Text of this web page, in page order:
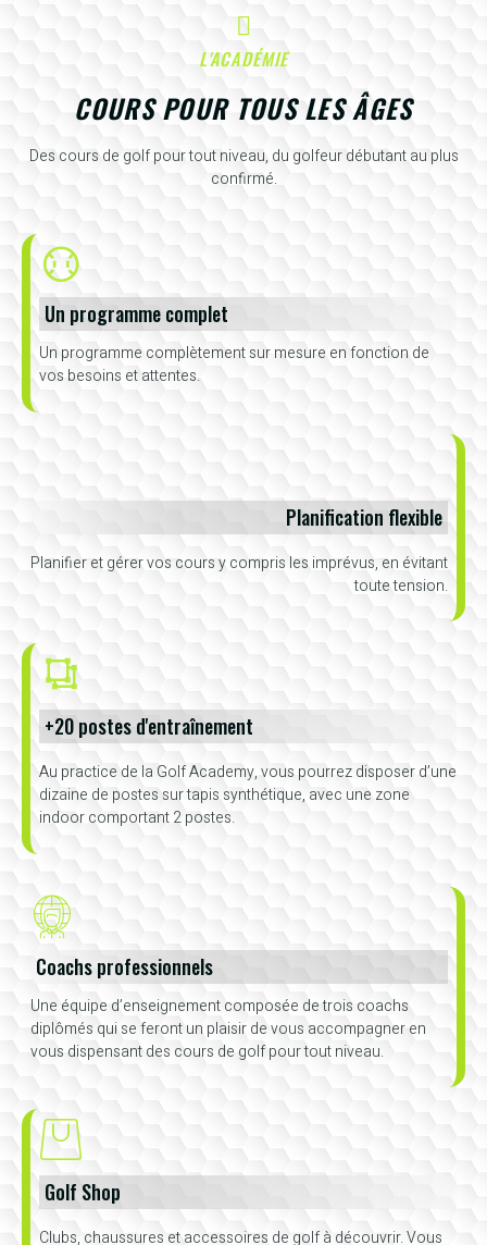
L'ACADÉMIE
COURS POUR TOUS LES ÂGES
Des cours de golf pour tout niveau, du golfeur débutant au plus
confirmé.
Un programme complet
Un programme complètement sur mesure en fonction de
vos besoins et attentes.
Planification flexible
Planifier et gérer vos cours y compris les imprévus, en évitant
toute tension.
+20 postes d'entraînement
Au practice de la Golf Academy, vous pourrez disposer d’une
dizaine de postes sur tapis synthétique, avec une zone
indoor comportant 2 postes.
Coachs professionnels
Une équipe d’enseignement composée de trois coachs
diplômés qui se feront un plaisir de vous accompagner en
vous dispensant des cours de golf pour tout niveau.
Golf Shop
Clubs, chaussures et accessoires de golf à découvrir. Vous